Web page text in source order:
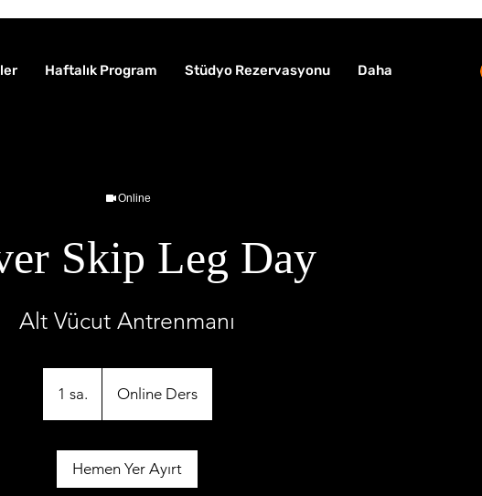
Haftalık Program Stüdyo Rezervasyonu Daha
Online
Skip Leg Day
Alt Vücut Antrenmanı
1 sa.
s
Online Ders
Hemen Yer Ayırt